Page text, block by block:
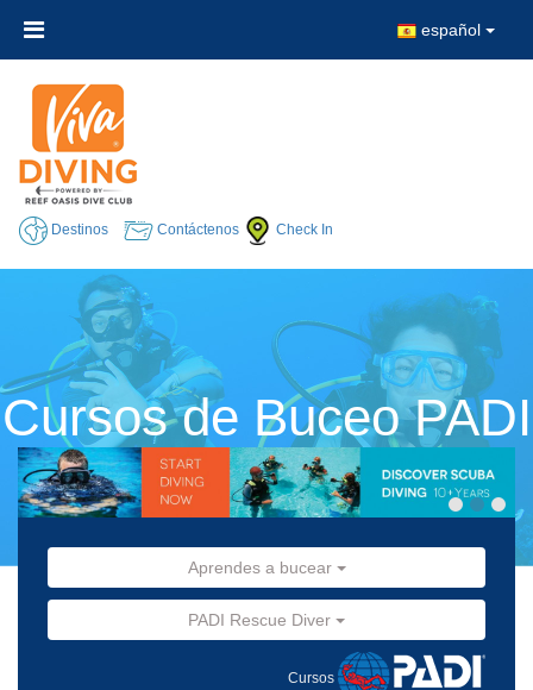
español
Destinos Contáctenos Check In
Cursos de Buceo PADI
Aprendes a bucear
PADI Rescue Diver
Cursos